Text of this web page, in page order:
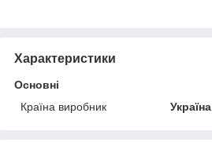
Характеристики
Основні
Країна виробник
Україна